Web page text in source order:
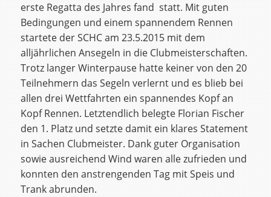
erste Regatta des Jahres fand statt. Mit guten
Bedingungen und einem spannendem Rennen
startete der SCHC am 23.5.2015 mit dem
alljährlichen Ansegeln in die Clubmeisterschaften.
Trotz langer Winterpause hatte keiner von den 20
Teilnehmern das Segeln verlernt und es blieb bei
allen drei Wettfahrten ein spannendes Kopf an
Kopf Rennen. Letztendlich belegte Florian Fischer
den 1. Platz und setzte damit ein klares Statement
in Sachen Clubmeister. Dank guter Organisation
sowie ausreichend Wind waren alle zufrieden und
konnten den anstrengenden Tag mit Speis und
Trank abrunden.